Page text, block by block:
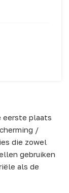
eerste plaats
/
die zowel
gebruiken
als de